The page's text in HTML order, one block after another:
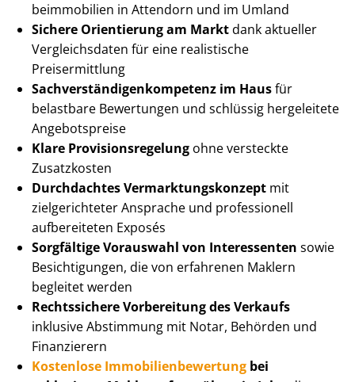
be­im­mo­bi­li­en in Attendorn und im Umland
Sichere Orientierung am Marktdank aktueller
Vergleichsdaten für eine realistische
Preisermittlung
Sach­ver­stän­di­gen­kom­pe­tenz im Hausfür
belastbare Bewertungen und schlüssig hergeleitete
Angebotspreise
Klare Pro­vi­si­ons­re­ge­lung ohne versteckte
Zusatzkosten
Durchdachtes Ver­mark­tungs­kon­zept mit
zielgerichteter Ansprache und professionell
aufbereiteten Exposés
Sorgfältige Vorauswahl von Interessenten sowie
Besichtigungen, die von erfahrenen Maklern
begleitet werden
Rechtssichere Vorbereitung des Verkaufs
inklusive Abstimmung mit Notar, Behörden und
Finanzierern
Kostenlose Im­mo­bi­li­en­be­wer­tung bei